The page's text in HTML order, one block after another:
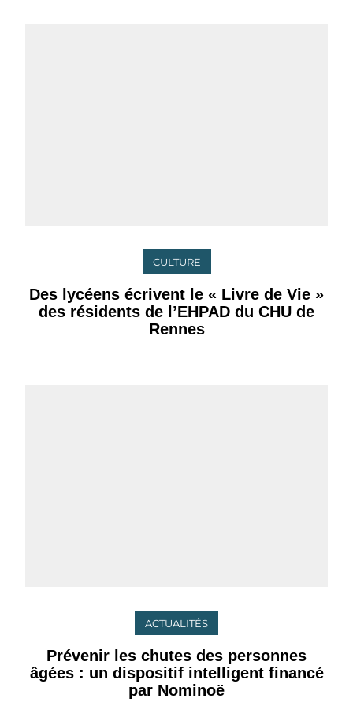
CULTURE
Des lycéens écrivent le « Livre de Vie »
des résidents de l’EHPAD du CHU de
Rennes
ACTUALITÉS
Prévenir les chutes des personnes
âgées : un dispositif intelligent financé
par Nominoë